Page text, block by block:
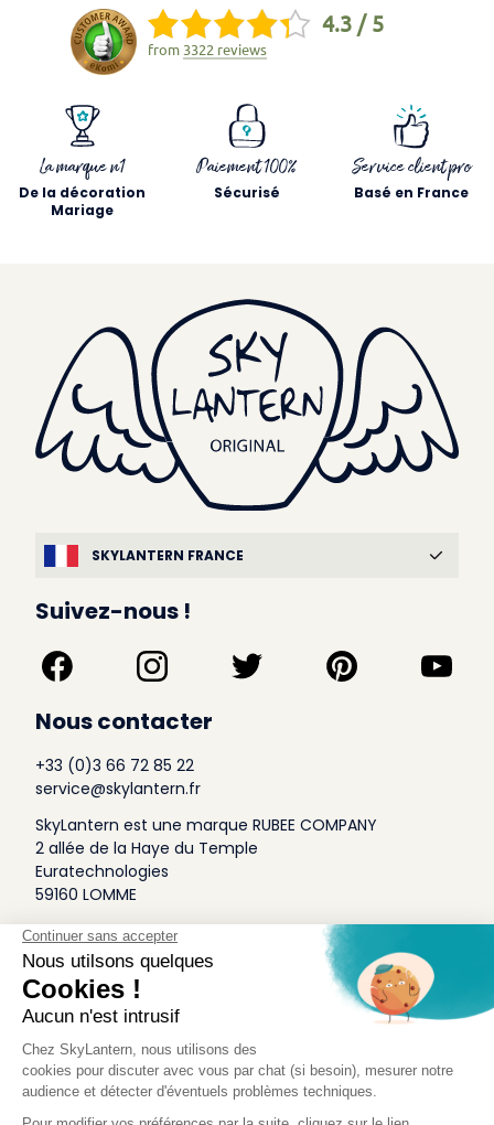
La marque n1
De la décoration
Mariage
Paiement 100%
Sécurisé
Service client pro
Basé en France
4.3 / 5
from 3322 reviews
SKYLANTERN FRANCE
Suivez-nous !
Nous contacter
+33 (0)3 66 72 85 22
service@skylantern.fr
SkyLantern est une marque RUBEE COMPANY
2 allée de la Haye du Temple
Euratechnologies
59160 LOMME
A Propos
Qui sommes-nous
Conditions générales de Vente
Mentions légales
Politique Antispam